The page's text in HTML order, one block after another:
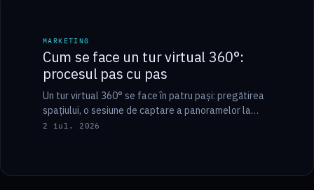
MARKETING
Cum se face un tur virtual 360°:
procesul pas cu pas
Un tur virtual 360° se face în patru pași: pregătirea
spațiului, o sesiune de captare a panoramelor la
fața locului, post-producția —…
2 iul. 2026